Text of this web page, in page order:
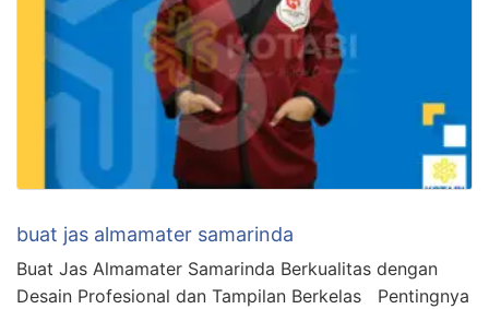
buat jas almamater samarinda
Buat Jas Almamater Samarinda Berkualitas dengan
Desain Profesional dan Tampilan Berkelas Pentingnya